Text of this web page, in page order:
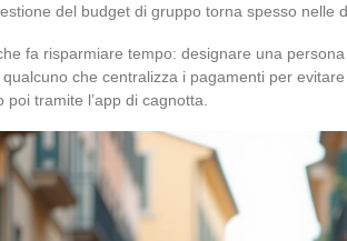
del budget di gruppo torna spesso nelle
fa risparmiare tempo: designare una
che centralizza i pagamenti per
poi tramite l’app di cagnotta.